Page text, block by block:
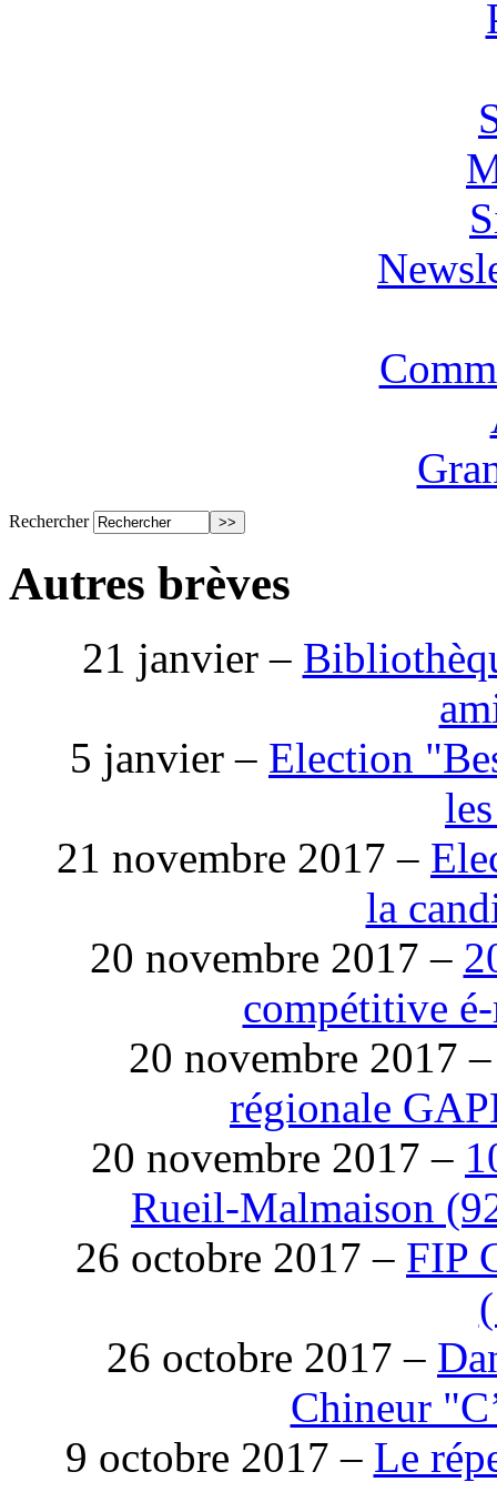
Rechercher
Autres brèves
21 janvier –
5 janvier – Election
21 novembre 2017 –
la
20 novembre 2017 –
compétitive
20 novembre 2017
régionale
20 novembre 2017 –
Rueil-Malmaison
26 octobre 2017 – FIP
26 octobre 2017 –
Chineur
9 octobre 2017 – Le